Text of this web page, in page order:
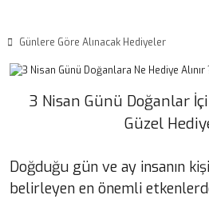
Günlere Göre Alınacak Hediyeler
3 Nisan Günü Doğanlar
Güzel
Doğduğu gün ve ay insanın
belirleyen en önemli